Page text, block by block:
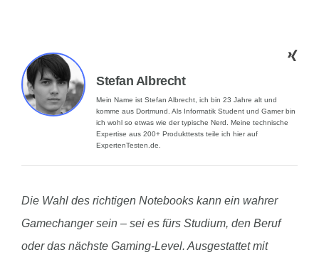
Stefan Albrecht
Mein Name ist Stefan Albrecht, ich bin 23 Jahre alt und
komme aus Dortmund. Als Informatik Student und Gamer bin
ich wohl so etwas wie der typische Nerd. Meine technische
Expertise aus 200+ Produkttests teile ich hier auf
ExpertenTesten.de.
Die Wahl des richtigen Notebooks kann ein wahrer
Gamechanger sein – sei es fürs Studium, den Beruf
oder das nächste Gaming-Level. Ausgestattet mit